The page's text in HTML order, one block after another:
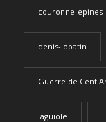
couronne-epines
denis-lopatin
Guerre de Cent
laguiole